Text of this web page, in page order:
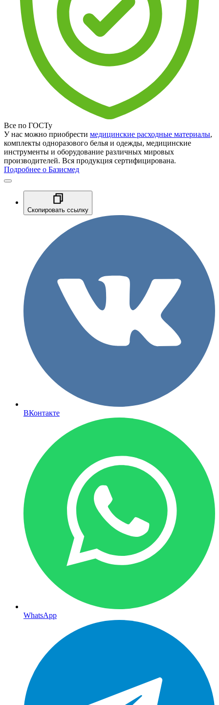
Все по ГОСТу
У нас можно приобрести медицинские расходные материалы,
комплекты одноразового белья и одежды, медицинские
инструменты и оборудование различных мировых
производителей. Вся продукция сертифицирована.
Подробнее о Базисмед
Скопировать ссылку
ВКонтакте
WhatsApp